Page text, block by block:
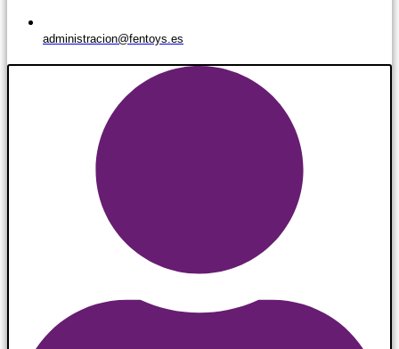
administracion@fentoys.es